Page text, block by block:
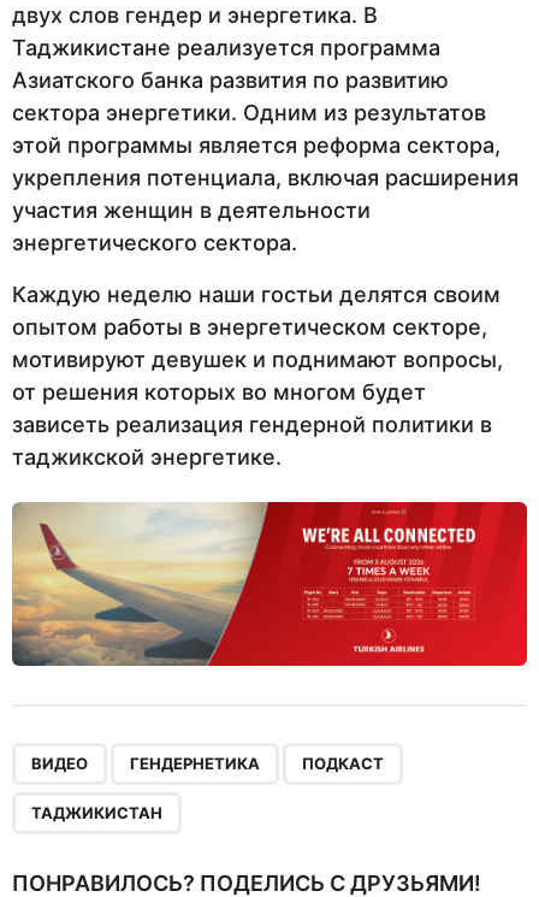
двух слов гендер и энергетика. В
Таджикистане реализуется программа
Азиатского банка развития по развитию
сектора энергетики. Одним из результатов
этой программы является реформа сектора,
укрепления потенциала, включая расширения
участия женщин в деятельности
энергетического сектора.
Каждую неделю наши гостьи делятся своим
опытом работы в энергетическом секторе,
мотивируют девушек и поднимают вопросы,
от решения которых во многом будет
зависеть реализация гендерной политики в
таджикской энергетике.
ВИДЕО ГЕНДЕРНЕТИКА ПОДКАСТ
ТАДЖИКИСТАН
ПОНРАВИЛОСЬ? ПОДЕЛИСЬ С ДРУЗЬЯМИ!